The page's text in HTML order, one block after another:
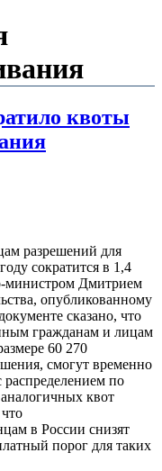
квоты
разрешений для
сократится в 1,4
министром Дмитрием
опубликованному
сказано, что
гражданам и лицам
60 270
смогут временно
по
квот
в России снизят
порог для таких